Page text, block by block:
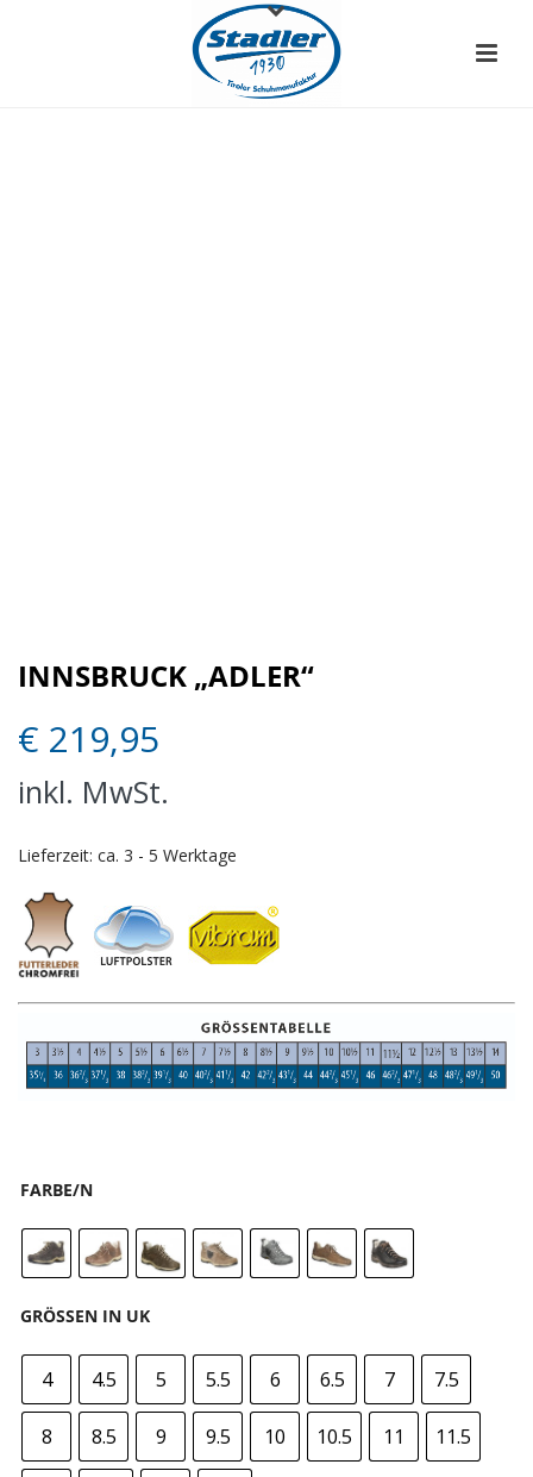
INNSBRUCK „ADLER“
€ 219,95
inkl. MwSt.
Lieferzeit: ca. 3 - 5 Werktage
FARBE/N
GRÖSSEN IN UK
4 4.5 5 5.5 6 6.5 7 7.5
8 8.5 9 9.5 10 10.5 11 11.5